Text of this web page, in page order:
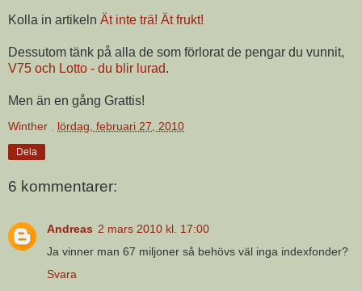
Kolla in artikeln Ät inte trä! Ät frukt!
Dessutom tänk på alla de som förlorat de pengar du vunnit,
V75 och Lotto - du blir lurad.
Men än en gång Grattis!
Winther , lördag, februari 27, 2010
Dela
6 kommentarer:
Andreas 2 mars 2010 kl. 17:00
Ja vinner man 67 miljoner så behövs väl inga indexfonder?
Svara